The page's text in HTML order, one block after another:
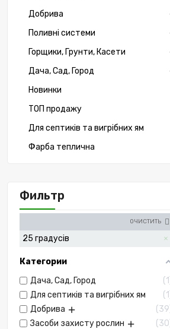
Добрива
Поливні системи
Горщики, Грунти, Касети
Дача, Сад, Город
Новинки
ТОП продажу
Для септиків та вигрібних ям
Фарба теплична
Фильтр
ОЧИСТИТЬ
25 градусів
Категории
Дача, Сад, Город
1
Для септиків та вигрібних ям
1
Добрива
39
Засоби захисту рослин
30